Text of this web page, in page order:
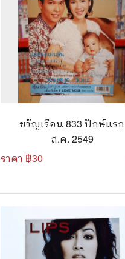
ขวัญเรือน 833 ปักษ์แรก
ส.ค. 2549
ราคา ฿30